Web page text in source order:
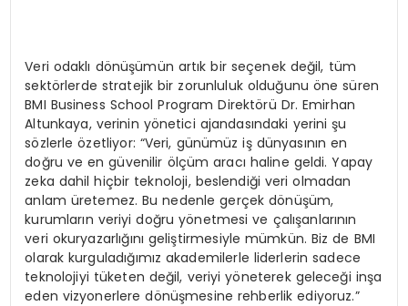
Veri odaklı dönüşümün artık bir seçenek değil, tüm
sektörlerde stratejik bir zorunluluk olduğunu öne süren
BMI Business School Program Direktörü Dr. Emirhan
Altunkaya, verinin yönetici ajandasındaki yerini şu
sözlerle özetliyor: “Veri, günümüz iş dünyasının en
doğru ve en güvenilir ölçüm aracı haline geldi. Yapay
zeka dahil hiçbir teknoloji, beslendiği veri olmadan
anlam üretemez. Bu nedenle gerçek dönüşüm,
kurumların veriyi doğru yönetmesi ve çalışanlarının
veri okuryazarlığını geliştirmesiyle mümkün. Biz de BMI
olarak kurguladığımız akademilerle liderlerin sadece
teknolojiyi tüketen değil, veriyi yöneterek geleceği inşa
eden vizyonerlere dönüşmesine rehberlik ediyoruz.”